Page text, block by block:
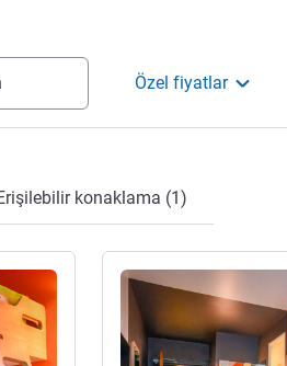
Özel fiyatlar
konaklama (1)
Ayrıntıları göster